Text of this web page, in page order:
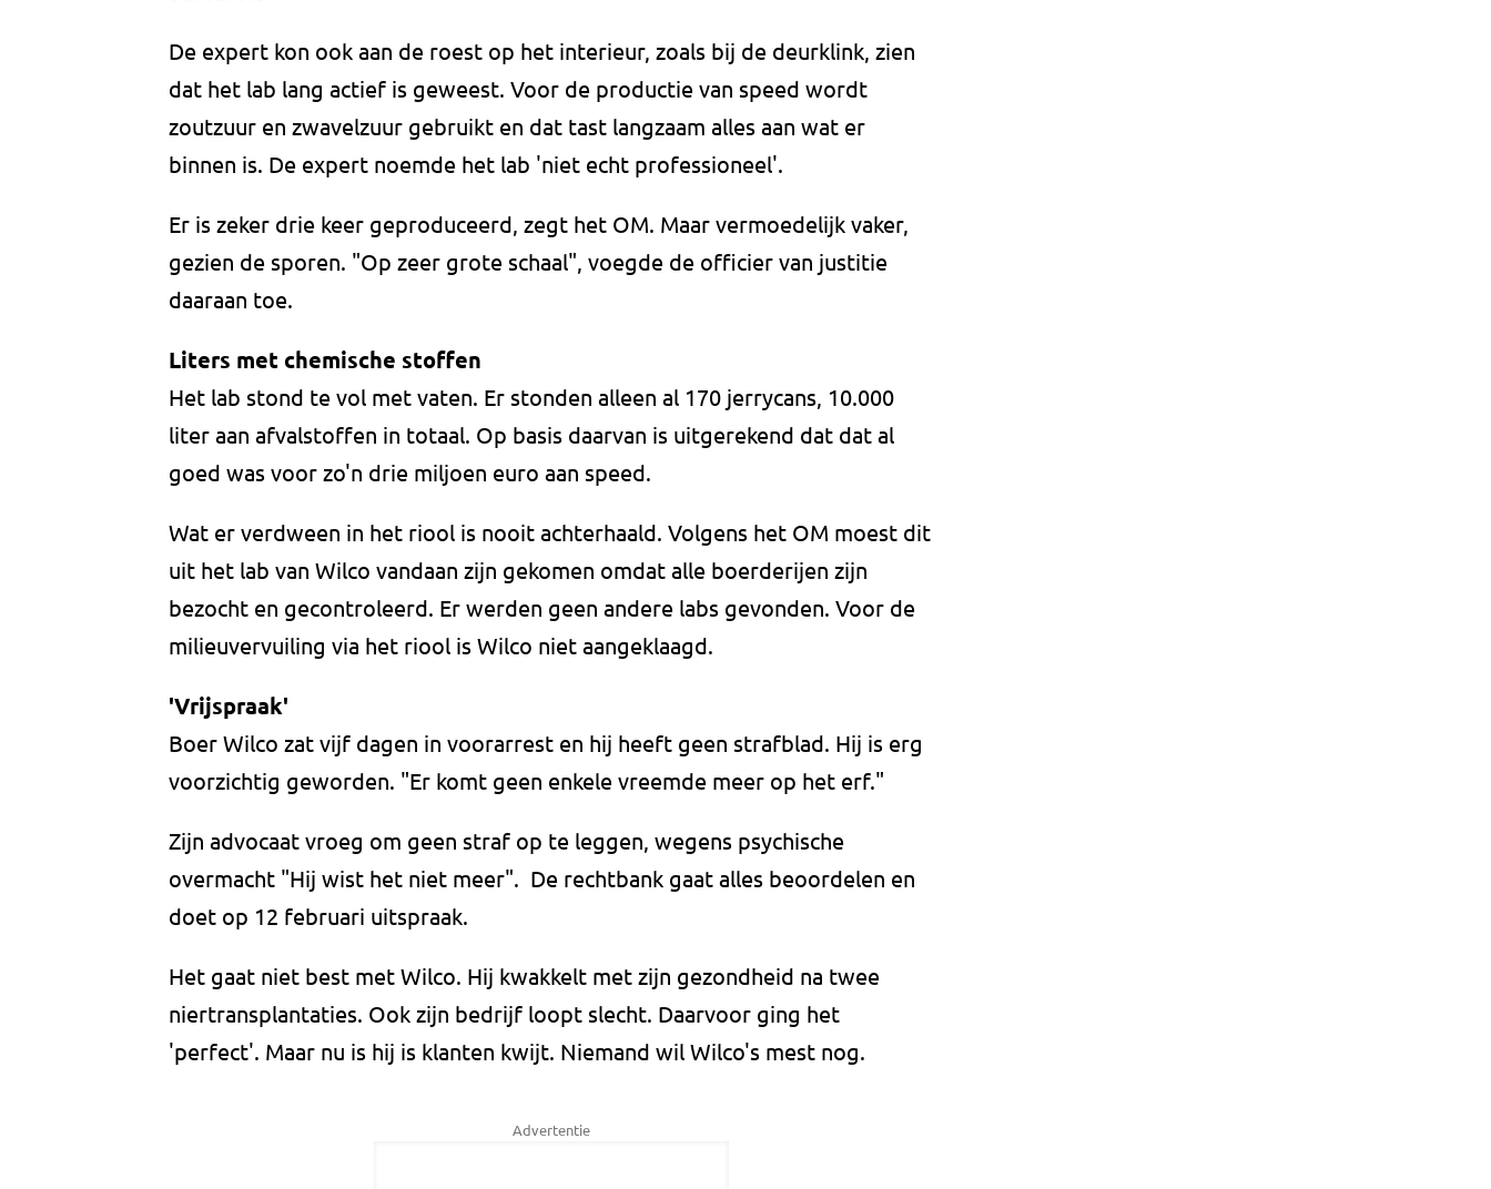
De expert kon ook aan de roest op het interieur, zoals bij de deurklink, zien
dat het lab lang actief is geweest. Voor de productie van speed wordt
zoutzuur en zwavelzuur gebruikt en dat tast langzaam alles aan wat er
binnen is. De expert noemde het lab 'niet echt professioneel'.
Er is zeker drie keer geproduceerd, zegt het OM. Maar vermoedelijk vaker,
gezien de sporen. "Op zeer grote schaal", voegde de officier van justitie
daaraan toe.
Liters met chemische stoffen
Het lab stond te vol met vaten. Er stonden alleen al 170 jerrycans, 10.000
liter aan afvalstoffen in totaal. Op basis daarvan is uitgerekend dat dat al
goed was voor zo'n drie miljoen euro aan speed.
Wat er verdween in het riool is nooit achterhaald. Volgens het OM moest dit
uit het lab van Wilco vandaan zijn gekomen omdat alle boerderijen zijn
bezocht en gecontroleerd. Er werden geen andere labs gevonden. Voor de
milieuvervuiling via het riool is Wilco niet aangeklaagd.
'Vrijspraak'
Boer Wilco zat vijf dagen in voorarrest en hij heeft geen strafblad. Hij is erg
voorzichtig geworden. "Er komt geen enkele vreemde meer op het erf."
Zijn advocaat vroeg om geen straf op te leggen, wegens psychische
overmacht "Hij wist het niet meer". De rechtbank gaat alles beoordelen en
doet op 12 februari uitspraak.
Het gaat niet best met Wilco. Hij kwakkelt met zijn gezondheid na twee
niertransplantaties. Ook zijn bedrijf loopt slecht. Daarvoor ging het
'perfect'. Maar nu is hij is klanten kwijt. Niemand wil Wilco's mest nog.
Advertentie